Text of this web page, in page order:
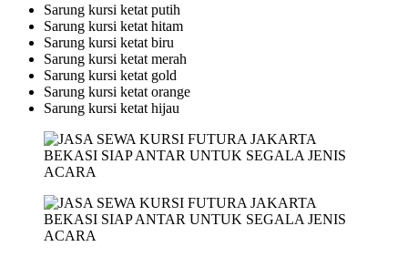
Sarung kursi ketat putih
Sarung kursi ketat hitam
Sarung kursi ketat biru
Sarung kursi ketat merah
Sarung kursi ketat gold
Sarung kursi ketat orange
Sarung kursi ketat hijau